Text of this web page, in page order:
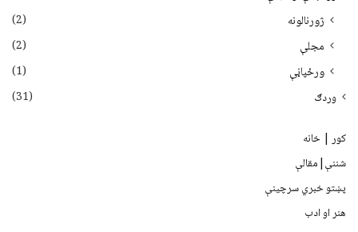
ژورنالونه
(2)
مجلې
(2)
ورځپاڼې
(1)
وردګ
(31)
کور | خانه
شننې|مقالې
پښتو خبري سرچينې
هنر او ادب